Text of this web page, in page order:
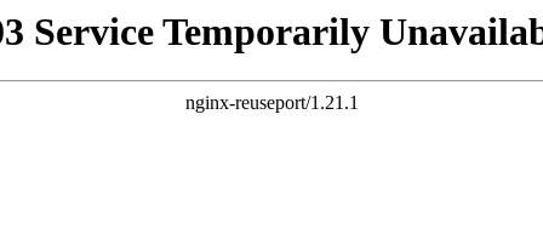
Service Temporarily
nginx-reuseport/1.21.1